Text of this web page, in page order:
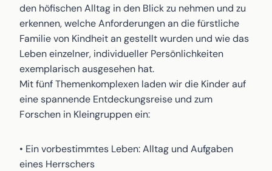
den höfischen Alltag in den Blick zu nehmen und zu
erkennen, welche Anforderungen an die fürstliche
Familie von Kindheit an gestellt wurden und wie das
Leben einzelner, individueller Persönlichkeiten
exemplarisch ausgesehen hat.
Mit fünf Themenkomplexen laden wir die Kinder auf
eine spannende Entdeckungsreise und zum
Forschen in Kleingruppen ein:
• Ein vorbestimmtes Leben: Alltag und Aufgaben
eines Herrschers